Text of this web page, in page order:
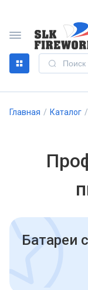
Главная / Каталог /
Батареи